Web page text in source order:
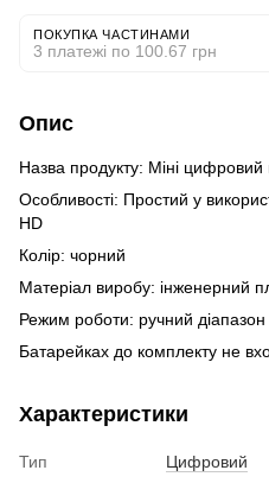
ПОКУПКА ЧАСТИНАМИ
3 платежі по 100.67 грн
Опис
Назва продукту: Міні
Особливості: Простий у
HD
Колір: чорний
Матеріал виробу: інженерний
Режим роботи: ручний діапазон
Батарейках до комплекту не
Характеристики
Тип
Цифровий